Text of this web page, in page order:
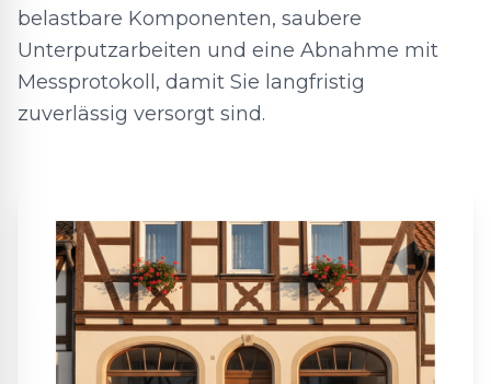
belastbare Komponenten, saubere
Unterputzarbeiten und eine Abnahme mit
Messprotokoll, damit Sie langfristig
zuverlässig versorgt sind.